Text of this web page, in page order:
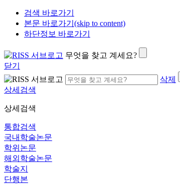
검색 바로가기
본문 바로가기(skip to content)
하단정보 바로가기
무엇을 찾고 계세요?
닫기
삭제
상세검색
상세검색
통합검색
국내학술논문
학위논문
해외학술논문
학술지
단행본